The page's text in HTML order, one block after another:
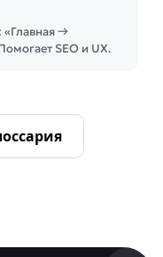
«Главная →
SEO и UX.